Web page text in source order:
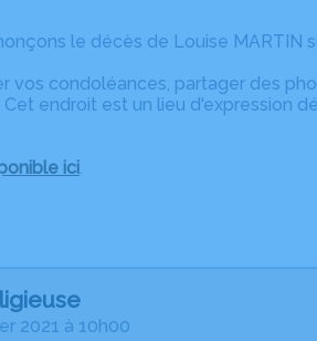
le décès de Louise MARTIN
vos condoléances, partager des
endroit est un lieu d'expression
ici.
2021 à 10h00